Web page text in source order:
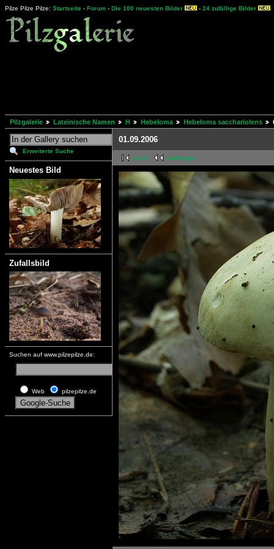
Pilze Pilze Pilze: Startseite - Forum - Die 100 neuesten Bilder - 24 zufällige Bilder
Pilzgalerie Lateinische Namen H Hebeloma Hebeloma sacchariolens
Erweiterte Suche
Neuestes Bild
Zufallsbild
Suchen auf www.pilzepilze.de:
Web pilzepilze.de
01.09.2006
erste vorherige